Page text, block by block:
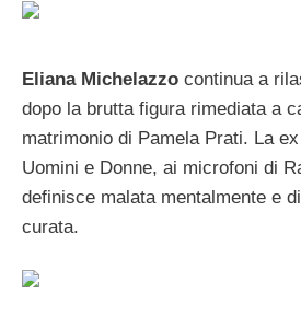
Eliana Michelazzo continua a
dopo la brutta figura rimediata a
matrimonio di Pamela Prati. La
Uomini e Donne, ai microfoni di
definisce malata mentalmente e
curata.